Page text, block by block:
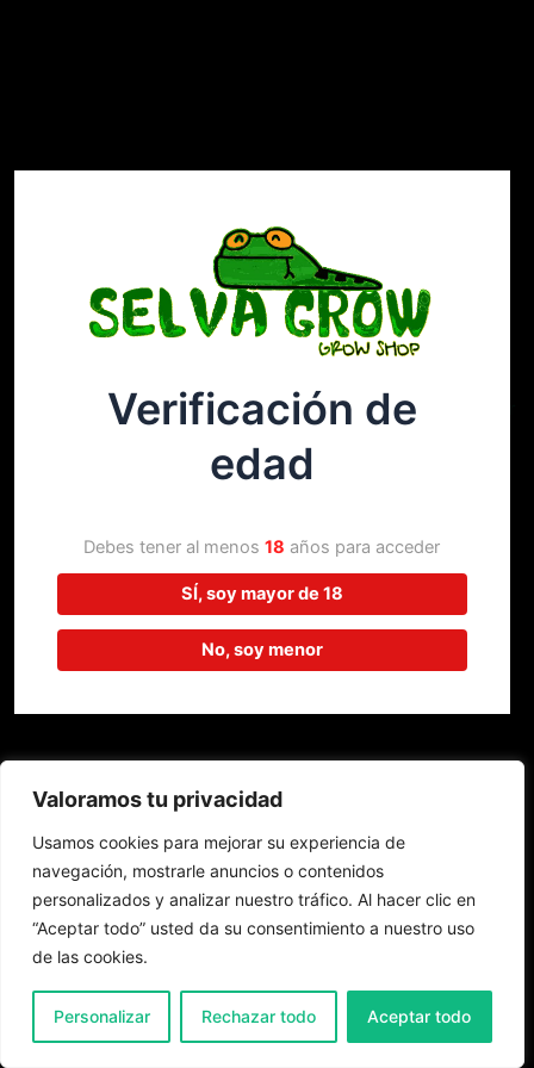
Valoramos tu privacidad
Usamos cookies para mejorar su experiencia de
navegación, mostrarle anuncios o contenidos
personalizados y analizar nuestro tráfico. Al hacer clic en
“Aceptar todo” usted da su consentimiento a nuestro uso
de las cookies.
Personalizar Rechazar todo Aceptar todo
¡Disculpa este desastre! Estamos
trabajando en algo increíble,
¡vuelve pronto!
Verificación de
edad
Debes tener al menos18 años para acceder
SÍ, soy mayor de 18
No, soy menor